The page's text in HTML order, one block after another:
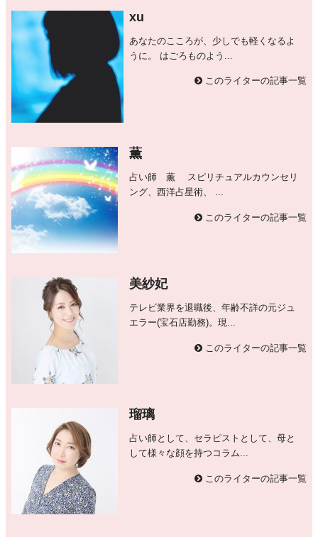
xu
あなたのこころが、少しでも軽くなるよ
うに。 はごろものよう...
このライターの記事一覧
薫
占い師 薫 スピリチュアルカウンセリ
ング、西洋占星術、 ...
このライターの記事一覧
美紗妃
テレビ業界を退職後、年齢不詳の元ジュ
エラー(宝石店勤務)。現...
このライターの記事一覧
瑠璃
占い師として、セラピストとして、母と
して様々な顔を持つコラム...
このライターの記事一覧